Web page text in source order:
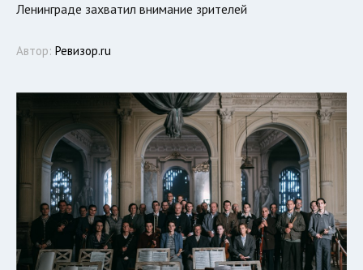
Ленинграде захватил внимание зрителей
Автор: Ревизор.ru